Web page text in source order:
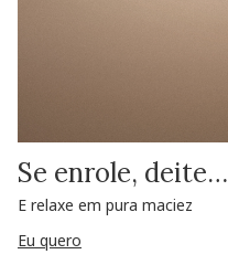
Se enrole, deite…
E relaxe em pura maciez
Eu quero